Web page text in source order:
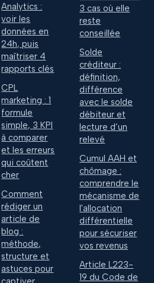
Analytics :
voir les
données en
24h, puis
maîtriser 4
rapports clés
CPL
marketing : 1
formule
simple, 3 KPI
à comparer
et les erreurs
qui coûtent
cher
Comment
rédiger un
article de
blog :
méthode,
structure et
astuces pour
3 cas où elle
reste
conseillée
Solde
créditeur :
définition,
différence
avec le solde
débiteur et
lecture d’un
relevé
Cumul AAH et
chômage :
comprendre le
mécanisme de
l'allocation
différentielle
pour sécuriser
vos revenus
Article L223-
19 du Code de